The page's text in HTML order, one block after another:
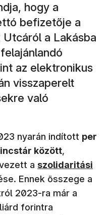
hogy a
befizetője a
a Lakásba
az elektronikus
visszaperelt
való
nyarán indított per
között,
a (új ablakban
szolidaritási
Ennek összege a
2023-ra már a
forintra